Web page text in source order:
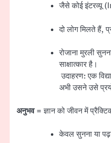
जैसे कोई इंटरव्यू
दो लोग मिलते हैं,
रोजाना मुरली
साक्षात्कार है।
उदाहरण: एक
अभी उसने उसे
अनुभव= ज्ञान को जीवन में
केवल सुनना या